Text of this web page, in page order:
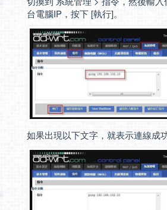
台電腦IP，按下 [執行]。
如果出現以下文字，就表示連線成功